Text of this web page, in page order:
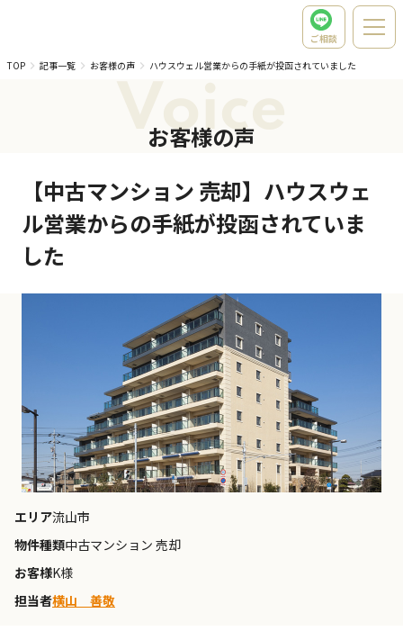
ご相談
TOP
記事一覧 お客様の声 ハウスウェル営業からの手紙が投函されていました
Voice
お客様の声
【中古マンション 売却】ハウスウェ
ル営業からの手紙が投函されていま
した
エリア流山市
物件種類中古マンション 売却
お客様K様
担当者横山 善敬